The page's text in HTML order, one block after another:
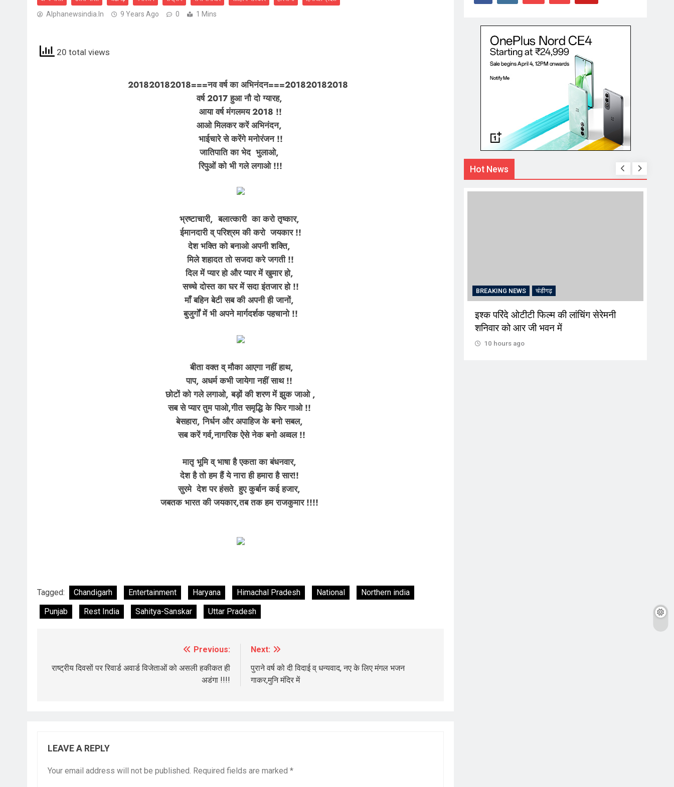
Alphanewsindia.in 9 Years Ago 0 1 Mins
20 total views
201820182018===नव वर्ष का अभिनंदन===201820182018
वर्ष 2017 हुआ नौ दो ग्यारह,
आया वर्ष मंगलमय 2018 !!
आओ मिलकर करें अभिनंदन,
भाईचारे से करेंगे मनोरंजन !!
जातिपाति का भेद भुलाओ,
रिपुओं को भी गले लगाओ !!!
भ्रष्टाचारी, बलात्कारी का करो तृष्कार,
ईमानदारी व् परिश्रम की करो जयकार !!
देश भक्ति को बनाओ अपनी शक्ति,
मिले शहादत तो सजदा करे जगती !!
दिल में प्यार हो और प्यार में खुमार हो,
सच्चे दोस्त का घर में सदा इंतजार हो !!
माँ बहिन बेटी सब की अपनी ही जानों,
बुजुर्गों में भी अपने मार्गदर्शक पहचानो !!
बीता वक्त व् मौका आएगा नहीं हाथ,
पाप, अधर्म कभी जायेगा नहीं साथ !!
छोटों को गले लगाओ, बड़ों की शरण में झुक जाओ ,
सब से प्यार तुम पाओ,गीत समृद्धि के फिर गाओ !!
बेसहारा, निर्धन और अपाहिज के बनो सबल,
सब करें गर्व,नागरिक ऐसे नेक बनो अव्वल !!
मातृ भूमि व् भाषा है एकता का बंधनवार,
देश है तो हम हैं ये नारा ही हमारा है सार!!
सुरमे देश पर हंसते हुए कुर्बान कई हजार,
जबतक भारत की जयकार,तब तक हम राजकुमार !!!!
Tagged: Chandigarh Entertainment Haryana Himachal Pradesh National
Northern india
Punjab
Rest India Sahitya-Sanskar Uttar Pradesh
navigation
Previous:
राष्ट्रीय दिवसों पर रिवार्ड अवार्ड विजेताओं को असली हकीकत ही
अडंगा !!!!
Next:
पुराने वर्ष को दी विदाई व् धन्यवाद, नए के लिए मंगल भजन
गाकर,मुनि मंदिर में
LEAVE A REPLY
Your email address will not be published. Required fields are marked *
Hot News
BREAKING NEWS
पौधे लगाने के लिए नगर निगम ने वर्षों पुराने 700
BREAKING NEWS चंडीगढ़
इश्क परिंदे ओटीटी फिल्म की लांचिंग सेरेमनी
शनिवार को आर जी भवन में
10 hours ago